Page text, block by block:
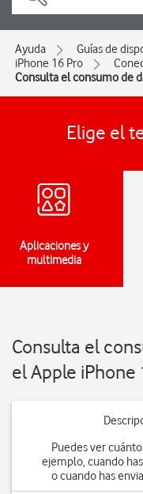
Ayuda Guías de
iPhone 16 Pro
Consulta el consumo de
Elige el
Aplicaciones y
multimedia
Consulta el
el Apple iPhone
Puedes ver
ejemplo, cuando
o cuando has